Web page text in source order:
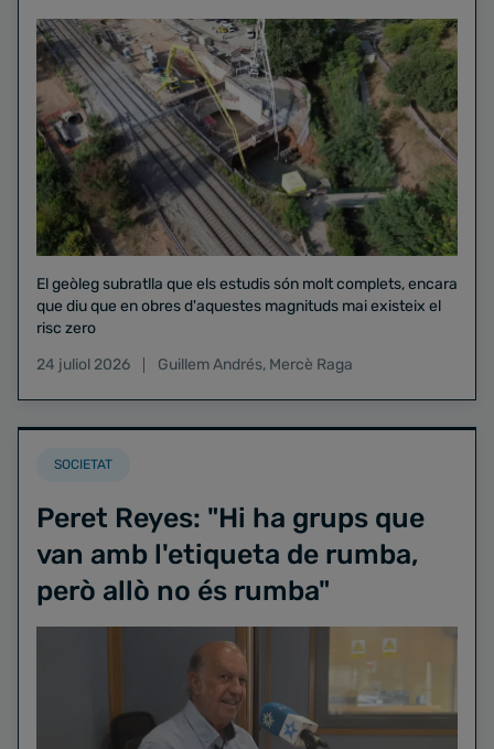
El geòleg subratlla que els estudis són molt complets, encara
que diu que en obres d'aquestes magnituds mai existeix el
risc zero
24 juliol 2026
Guillem Andrés, Mercè Raga
SOCIETAT
Peret Reyes: "Hi ha grups que
van amb l'etiqueta de rumba,
però allò no és rumba"